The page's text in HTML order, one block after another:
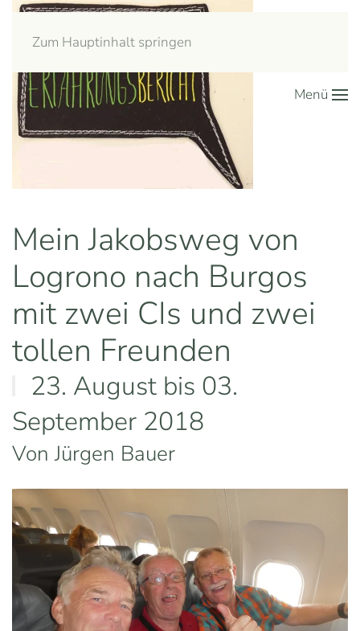
Zum Hauptinhalt springen
Menü
Mein Jakobsweg von
Logrono nach Burgos
mit zwei CIs und zwei
tollen Freunden
23. August bis 03.
September 2018
Von Jürgen Bauer